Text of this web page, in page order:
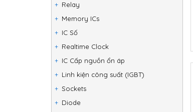
Relay
Memory ICs
IC Số
Realtime Clock
IC Cấp nguồn ổn áp
Linh kiện công suất (IGBT)
Sockets
Diode